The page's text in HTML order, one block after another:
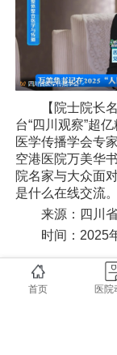
【院士院长
台“四川观察”超
医学传播学会专
空港医院万美华
院名家与大众面
是什么在线交流。
来源：四川
时间：2025
首页 医院